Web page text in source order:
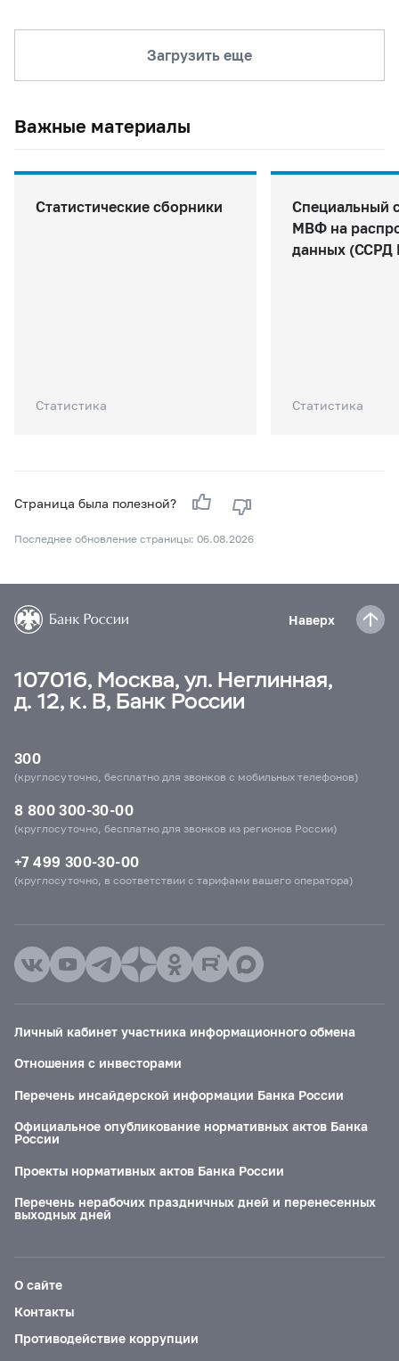
Загрузить еще
Важные материалы
Статистические сборники
Статистика
Специальный
МВФ на
данных
Статистика
Страница была полезной?
Последнее обновление страницы: 06.08.2026
Наверх
107016, Москва, ул. Неглинная,
д. 12, к. В, Банк России
300
(круглосуточно, бесплатно для звонков с мобильных телефонов)
8 800 300-30-00
(круглосуточно, бесплатно для звонков из регионов России)
+7 499 300-30-00
(круглосуточно, в соответствии с тарифами вашего оператора)
Личный кабинет участника информационного обмена
Отношения с инвесторами
Перечень инсайдерской информации Банка России
Официальное опубликование нормативных актов Банка
России
Проекты нормативных актов Банка России
Перечень нерабочих праздничных дней и перенесенных
выходных дней
О сайте
Контакты
Противодействие коррупции